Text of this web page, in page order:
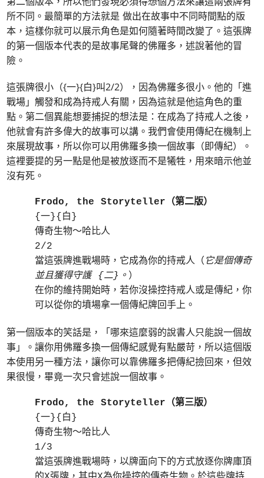
所不同。最簡單的方法就是 做出在故事中不同時間點的版
本，這樣你就可以展示角色是如何隨著時間改變了。這張牌
的第一個版本代表的是故事尾聲的佛羅多，述說著他的冒
險。
這張牌很小（{一}{白}叫2/2），因為佛羅多很小。他的「進
戰場」觸發和成為持戒人有關，因為這就是他這角色的重
點。第二個異能想要捕捉的想法是：在成為了持戒人之後，
他就會有許多偉大的故事可以講。我們會使用傳紀在機制上
來展現故事，所以你可以用佛羅多換一個故事（即傳紀）。
這裡要提的另一點是他是被放逐而不是犧牲，用來暗示他並
沒有死。
Frodo, the Storyteller（第二版）
{一}{白}
傳奇生物～哈比人
2/2
當這張牌進戰場時，它成為你的持戒人（ 它是個傳奇
並且獲得守護 {二}。 ）
在你的維持開始時，若你沒操控持戒人或是傳紀，你
可以從你的墳場拿一個傳紀牌回手上。
第一個版本的笑話是，「哪來這麼弱的說書人只能說一個故
事」。讓你用佛羅多換一個傳紀感覺有點嚴苛，所以這個版
本使用另一種方法，讓你可以靠佛羅多把傳紀撿回來，但效
果很慢，畢竟一次只會述說一個故事。
Frodo, the Storyteller（第三版）
{一}{白}
傳奇生物～哈比人
1/3
當這張牌進戰場時，以牌面向下的方式放逐你牌庫頂